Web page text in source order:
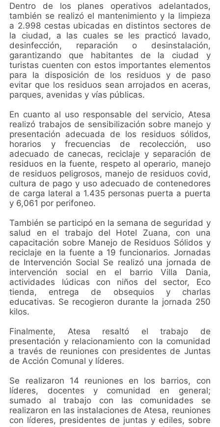
Dentro de los planes operativos adelantados,
también se realizó el mantenimiento y la limpieza
a 2.998 cestas ubicadas en distintos sectores de
la ciudad, a las cuales se les practicó lavado,
desinfección, reparación o desinstalación,
garantizando que habitantes de la ciudad y
turistas cuenten con estos importantes elementos
para la disposición de los residuos y de paso
evitar que los residuos sean arrojados en aceras,
parques, avenidas y vías públicas.
En cuanto al uso responsable del servicio, Atesa
realizó trabajos de sensibilización sobre manejo y
presentación adecuada de los residuos sólidos,
horarios y frecuencias de recolección, uso
adecuado de canecas, reciclaje y separación de
residuos en la fuente, respeto al operario, manejo
de residuos peligrosos, manejo de residuos covid,
cultura de pago y uso adecuado de contenedores
de carga lateral a 1.435 personas puerta a puerta
y 6,061 por perifoneo.
También se participó en la semana de seguridad y
salud en el trabajo del Hotel Zuana, con una
capacitación sobre Manejo de Residuos Sólidos y
reciclaje en la fuente a 19 funcionarios. Jornadas
de Intervención Social Se realizó una jornada de
intervención social en el barrio Villa Dania,
actividades lúdicas con niños del sector, Eco
tienda, entrega de obsequios y charlas
educativas. Se recogieron durante la jornada 250
kilos.
Finalmente, Atesa resaltó el trabajo de
presentación y relacionamiento con la comunidad
a través de reuniones con presidentes de Juntas
de Acción Comunal y líderes.
Se realizaron 14 reuniones en los barrios, con
líderes, docentes y comunidad en general;
sumado al trabajo con las comunidades se
realizaron en las instalaciones de Atesa, reuniones
con líderes, presidentes de juntas y ediles, sobre